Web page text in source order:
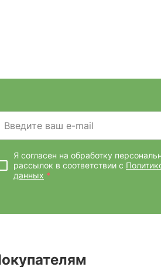
Введите ваш e-mail
Я согласен на обработку
рассылок в соответствии с
данных *